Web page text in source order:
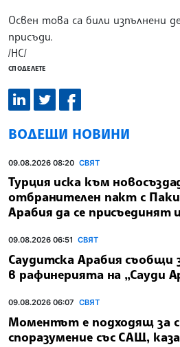
Освен това са били изпълнени
присъди.
/НС/
СПОДЕЛЕТЕ
ВОДЕЩИ НОВИНИ
09.08.2026 08:20 СВЯТ
Турция иска към
отбранителен пакт с
Арабия да се присъединят
09.08.2026 06:51 СВЯТ
Саудитска Арабия
в рафинерията на „Сауди
09.08.2026 06:07 СВЯТ
Моментът е подходящ за
споразумение със САЩ,